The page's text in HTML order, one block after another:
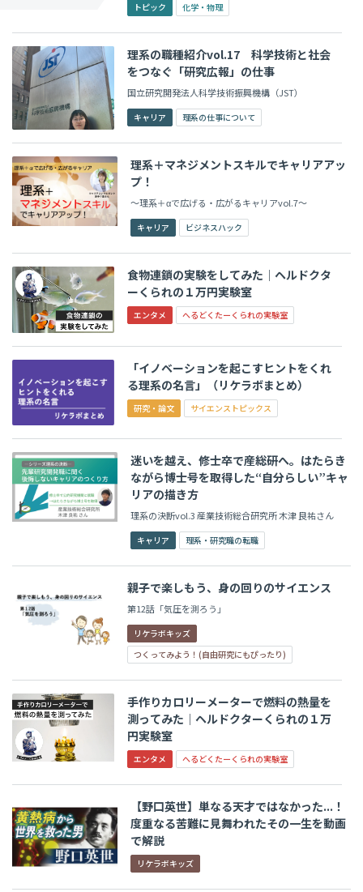
トピック 化学・物理
理系の職種紹介vol.17 科学技術と社会
をつなぐ「研究広報」の仕事
国立研究開発法人科学技術振興機構（JST）
キャリア 理系の仕事について
理系＋マネジメントスキルでキャリアアッ
プ！
～理系＋αで広げる・広がるキャリアvol.7〜
キャリア ビジネスハック
食物連鎖の実験をしてみた│ヘルドクタ
ーくられの１万円実験室
エンタメ へるどくたーくられの実験室
「イノベーションを起こすヒントをくれ
る理系の名言」（リケラボまとめ）
研究・論文 サイエンストピックス
迷いを越え、修士卒で産総研へ。はたらき
ながら博士号を取得した“自分らしい”キャ
リアの描き方
理系の決断vol.3 産業技術総合研究所 木津 良祐さん
キャリア 理系・研究職の転職
親子で楽しもう、身の回りのサイエンス
第12話「気圧を測ろう」
リケラボキッズ
つくってみよう！(自由研究にもぴったり)
手作りカロリーメーターで燃料の熱量を
測ってみた│ヘルドクターくられの１万
円実験室
エンタメ へるどくたーくられの実験室
【野口英世】単なる天才ではなかった...！
度重なる苦難に見舞われたその一生を動画
で解説
リケラボキッズ